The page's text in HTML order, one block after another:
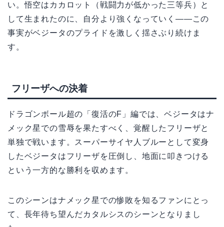
い。悟空はカカロット（戦闘力が低かった三等兵）と
して生まれたのに、自分より強くなっていく——この
事実がベジータのプライドを激しく揺さぶり続けま
す。
フリーザへの決着
ドラゴンボール超の「復活のF」編では、ベジータはナ
メック星での雪辱を果たすべく、覚醒したフリーザと
単独で戦います。スーパーサイヤ人ブルーとして変身
したベジータはフリーザを圧倒し、地面に叩きつける
という一方的な勝利を収めます。
このシーンはナメック星での惨敗を知るファンにとっ
て、長年待ち望んだカタルシスのシーンとなりまし